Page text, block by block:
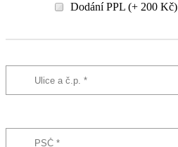
Dodání PPL (+ 200 Kč)